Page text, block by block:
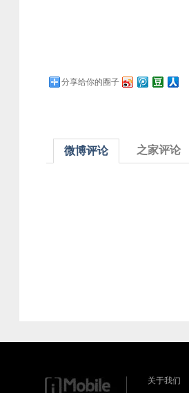
分享给你的圈子
微博评论 之家评论
关于我们